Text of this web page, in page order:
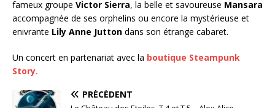
fameux groupe Victor Sierra, la belle et savoureuse Mansara
accompagnée de ses orphelins ou encore la mystérieuse et
enivrante Lily Anne Jutton dans son étrange cabaret.
Un concert en partenariat avec la boutique Steampunk
Story.
PRÉCÉDENT